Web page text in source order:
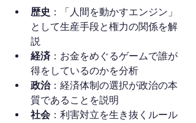
歴史 ：「人間を動かすエンジン」
として生産手段と権力の関係を解
説
経済：お金をめぐるゲームで誰が
得をしているのかを分析
政治：経済体制の選択が政治の本
質であることを説明
社会 ：利害対立を生き抜くルール